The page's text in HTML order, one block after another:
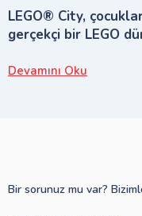
LEGO® City,
gerçekçi bir LEGO
Devamını Oku
Bir sorunuz mu var?